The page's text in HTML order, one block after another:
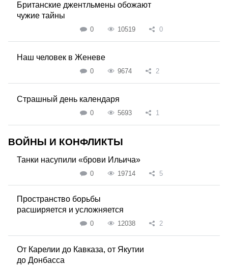
Британские джентльмены обожают
чужие тайны
0 10519 0
Наш человек в Женеве
0 9674 2
Страшный день календаря
0 5693 1
ВОЙНЫ И КОНФЛИКТЫ
Танки насупили «брови Ильича»
0 19714 5
Пространство борьбы
расширяется и усложняется
0 12038 2
От Карелии до Кавказа, от Якутии
до Донбасса